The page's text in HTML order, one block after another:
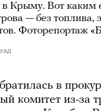
в Крыму. Вот каким
— без топлива,
Фоторепортаж
в
комитет из-за